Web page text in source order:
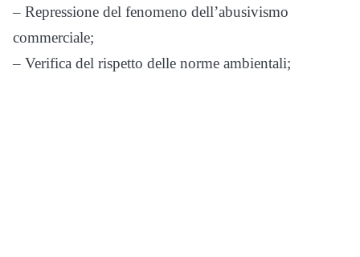
– Repressione del fenomeno dell’abusivismo
commerciale;
– Verifica del rispetto delle norme ambientali;